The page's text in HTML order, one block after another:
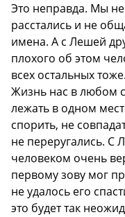
Это неправда. Мы не
расстались и не
имена. А с Лешей
плохого об этом
всех остальных
Жизнь нас в любом
лежать в одном
спорить, не
не переругались. С
человеком очень
первому зову мог
не удалось его
это будет так